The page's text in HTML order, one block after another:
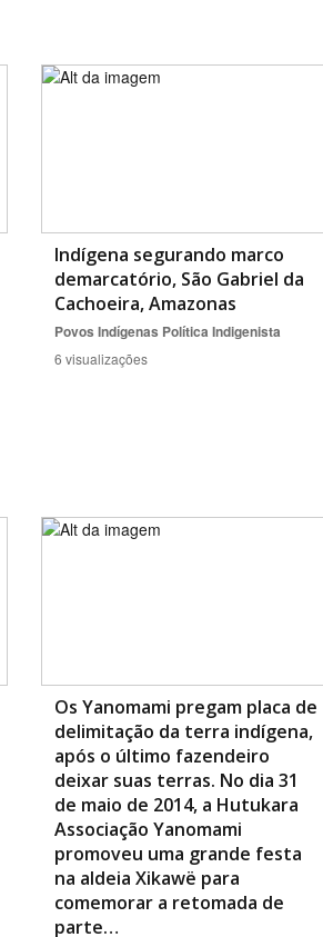
Indígena segurando marco
demarcatório, São Gabriel da
Cachoeira, Amazonas
Povos Indígenas Política Indigenista
6 visualizações
Os Yanomami pregam placa de
delimitação da terra indígena,
após o último fazendeiro
deixar suas terras. No dia 31
de maio de 2014, a Hutukara
Associação Yanomami
promoveu uma grande festa
na aldeia Xikawë para
comemorar a retomada de
parte…